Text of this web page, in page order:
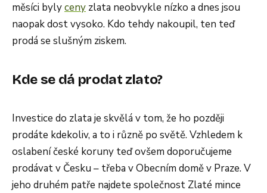
měsíci bylyceny zlata neobvykle nízko a dnes jsou
naopak dost vysoko. Kdo tehdy nakoupil, ten teď
prodá se slušným ziskem.
Kde se dá prodat zlato?
Investice do zlata je skvělá v tom, že ho později
prodáte kdekoliv, a to i různě po světě. Vzhledem k
oslabení české koruny teď ovšem doporučujeme
prodávat v Česku – třeba v Obecním domě v Praze. V
jeho druhém patře najdete společnost Zlaté mince